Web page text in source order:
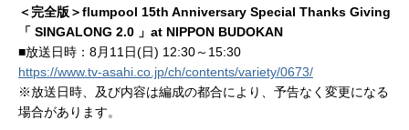
＜完全版＞flumpool 15th Anniversary Special Thanks Giving
「 SINGALONG 2.0 」at NIPPON BUDOKAN
■放送日時：8月11日(日) 12:30～15:30
https://www.tv-asahi.co.jp/ch/contents/variety/0673/
※放送日時、及び内容は編成の都合により、予告なく変更になる
場合があります。